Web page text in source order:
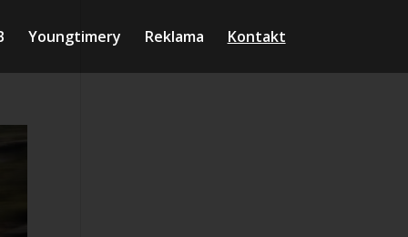
Youngtimery Reklama Kontakt